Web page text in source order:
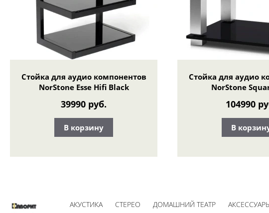
Стойка для аудио компонентов
NorStone Esse Hifi Black
39990 руб.
В корзину
Стойка для аудио
NorStone
104990
В
АКУСТИКА СТЕРЕО ДОМАШНИЙ ТЕАТР